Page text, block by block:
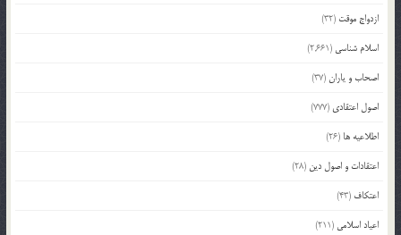
ازدواج موقت (32)
اسلام شناسی (2,661)
اصحاب و یاران(37)
اصول اعتقادی (777)
اطلاعیه ها (26)
اعتقادات و اصول دین (28)
اعتکاف (43)
اعیاد اسلامی (211)